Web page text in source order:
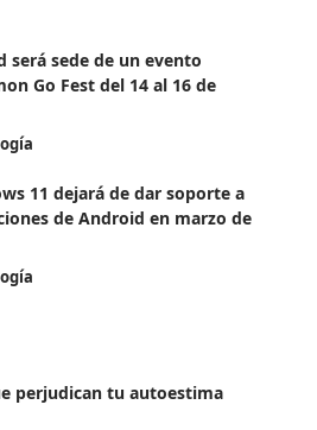
será sede de un evento
Go Fest del 14 al 16 de
11 dejará de dar soporte a
de Android en marzo de
perjudican tu autoestima